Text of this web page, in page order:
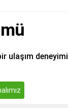
ulaşım deneyimi